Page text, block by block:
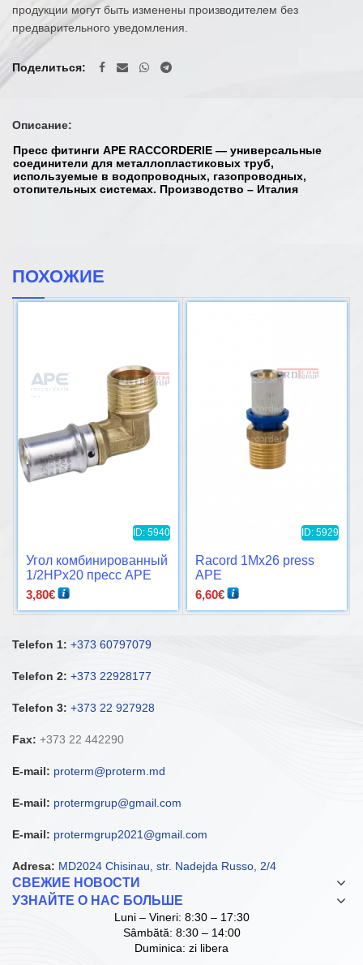
продукции могут быть изменены производителем без
предварительного уведомления.
Поделиться
Описание:
Пресс фитинги APE RACCORDERIE — универсальные
соединители для металлопластиковых труб,
используемые в водопроводных, газопроводных,
отопительных системах. Производство – Италия
ПОХОЖИЕ
ID: 5940
Угол комбинированный
1/2НРx20 пресс APE
3,80€
ID: 5929
Racord 1Mx26 press
APE
6,60€
Telefon 1: +373 60797079
Telefon 2: +373 22928177
Telefon 3: +373 22 927928
Fax: +373 22 442290
E-mail: proterm@proterm.md
E-mail: protermgrup@gmail.com
E-mail: protermgrup2021@gmail.com
Adresa: MD2024 Chisinau, str. Nadejda Russo, 2/4
СВЕЖИЕ НОВОСТИ
УЗНАЙТЕ О НАС БОЛЬШЕ
Luni – Vineri: 8:30 – 17:30
Sâmbătă: 8:30 – 14:00
Duminica: zi libera